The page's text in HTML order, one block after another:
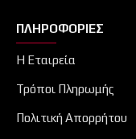
ΠΛΗΡΟΦΟΡΊΕΣ
Η Εταιρεία
Τρόποι Πληρωμής
Πολιτική Απορρήτου